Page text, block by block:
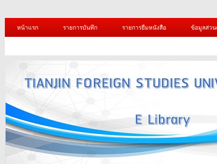
หน้าแรก รายการบันทึก รายการยืมหนังสือ ข้อมูลส่ว